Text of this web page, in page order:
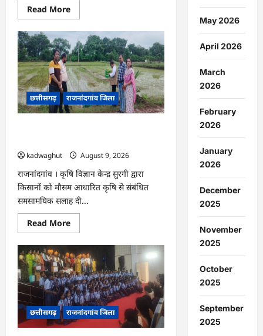
Read MoreRead
more
राजनांदगांव
:
राजनांदगांव
मेडिकल
कॉलेज
में
जटिल
गर्भाशय
ट्यूमर
की
सफल
छत्तीसगढ़ राजनांदगांव जिला
kadwaghut
August 9, 2026
राजनांदगांव । कृषि विज्ञान केन्द्र सुरगी द्वारा
किसानों को मौसम आधारित कृषि से संबंधित
समसामयिक सलाह दी...
Read MoreRead
more
राजनांदगांव
:
कृषि
विज्ञान
केन्द्र
सुरगी
की
मौसम
आधारित
विशेष
सलाह…
छत्तीसगढ़ राजनांदगांव जिला
May 2026
April 2026
March
2026
February
2026
January
2026
December
2025
November
2025
October
2025
September
2025